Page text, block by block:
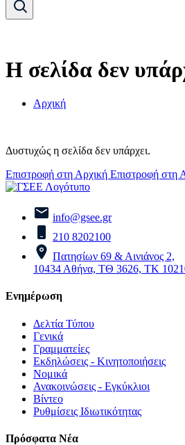
Η σελίδα δεν
Αρχική
Δυστυχώς η σελίδα δεν υπάρχει.
Επιστροφή στη Αρχική Επιστροφή στη
info@gsee.gr
210 8202100
Πατησίων 69 & Αινιάνος 2,
10434 Αθήνα, ΤΘ 3626, ΤΚ
Ενημέρωση
Δελτία Τύπου
Γενικά
Γραμματείες
Εκδηλώσεις - Κινητοποιήσεις
Νομικά
Ανακοινώσεις - Εγκύκλιοι
Βίντεο
Ρυθμίσεις Ιδιωτικότητας
Πρόσφατα Νέα